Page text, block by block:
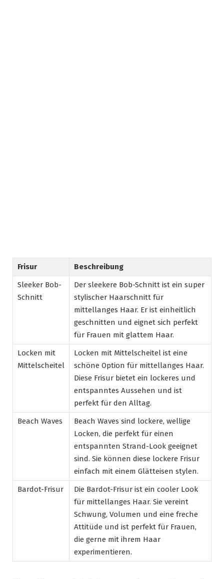
Frisur
Beschreibung
Sleeker Bob-
Schnitt
Der sleekere Bob-Schnitt ist ein super
stylischer Haarschnitt für
mittellanges Haar. Er ist einheitlich
geschnitten und eignet sich perfekt
für Frauen mit glattem Haar.
Locken mit
Mittelscheitel
Locken mit Mittelscheitel ist eine
schöne Option für mittellanges Haar.
Diese Frisur bietet ein lockeres und
entspanntes Aussehen und ist
perfekt für den Alltag.
Beach Waves
Beach Waves sind lockere, wellige
Locken, die perfekt für einen
entspannten Strand-Look geeignet
sind. Sie können diese lockere Frisur
einfach mit einem Glätteisen stylen.
Bardot-Frisur
Die Bardot-Frisur ist ein cooler Look
für mittellanges Haar. Sie vereint
Schwung, Volumen und eine freche
Attitüde und ist perfekt für Frauen,
die gerne mit ihrem Haar
experimentieren.